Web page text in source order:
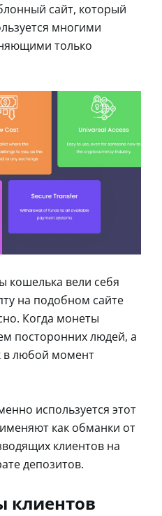
сайт, который
многими
только
кошелька вели себя
на подобном сайте
Когда монеты
посторонних людей, а
в любой момент
используется этот
как обманки от
клиентов на
депозитов.
клиентов